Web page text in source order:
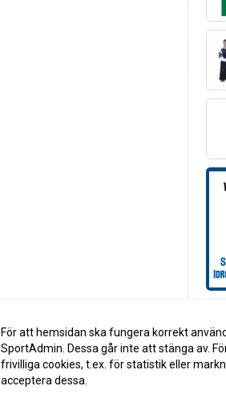
För att hemsidan ska fungera korrekt
SportAdmin. Dessa går inte att stänga av.
frivilliga cookies, t.ex. för statistik eller
acceptera dessa.